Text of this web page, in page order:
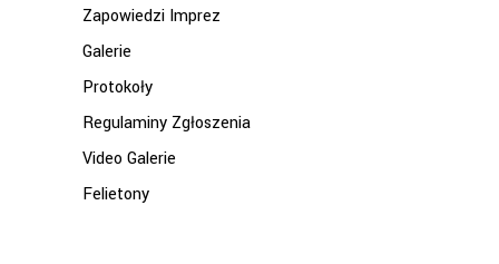
Zapowiedzi Imprez
Galerie
Protokoły
Regulaminy Zgłoszenia
Video Galerie
Felietony